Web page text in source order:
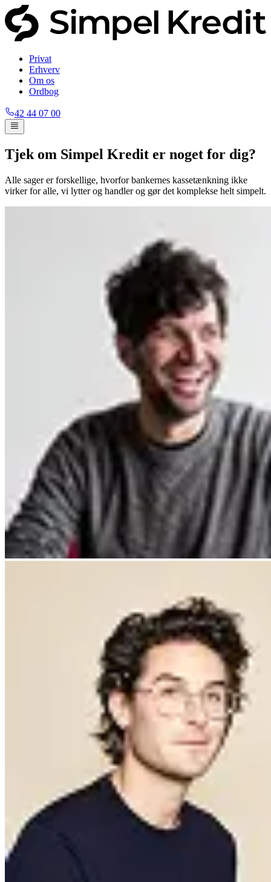
Privat
Erhverv
Om os
Ordbog
42 44 07 00
Tjek om Simpel Kredit er noget for dig?
Alle sager er forskellige, hvorfor bankernes kassetænkning ikke
virker for alle, vi lytter og handler og gør det komplekse helt simpelt.